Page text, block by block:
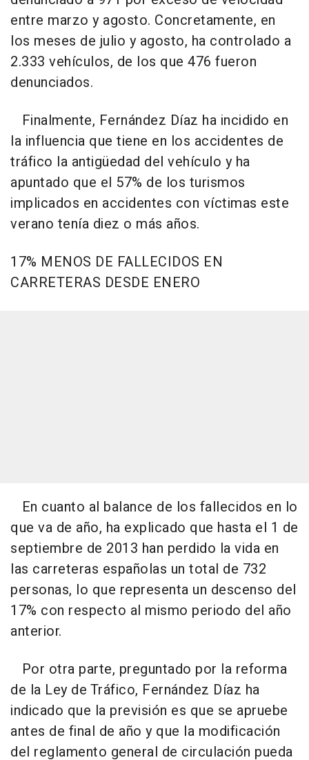
entre marzo y agosto. Concretamente, en
los meses de julio y agosto, ha controlado a
2.333 vehículos, de los que 476 fueron
denunciados.
Finalmente, Fernández Díaz ha incidido en
la influencia que tiene en los accidentes de
tráfico la antigüedad del vehículo y ha
apuntado que el 57% de los turismos
implicados en accidentes con víctimas este
verano tenía diez o más años.
17% MENOS DE FALLECIDOS EN
CARRETERAS DESDE ENERO
En cuanto al balance de los fallecidos en lo
que va de año, ha explicado que hasta el 1 de
septiembre de 2013 han perdido la vida en
las carreteras españolas un total de 732
personas, lo que representa un descenso del
17% con respecto al mismo periodo del año
anterior.
Por otra parte, preguntado por la reforma
de la Ley de Tráfico, Fernández Díaz ha
indicado que la previsión es que se apruebe
antes de final de año y que la modificación
del reglamento general de circulación pueda